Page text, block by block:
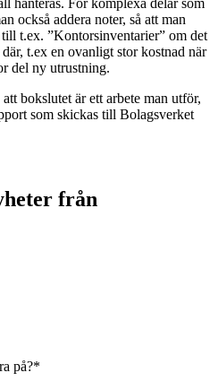
hanteras. För komplexa delar som
också addera noter, så att man
t.ex. ”Kontorsinventarier” om det
t.ex en ovanligt stor kostnad när
del ny utrustning.
bokslutet är ett arbete man utför,
som skickas till Bolagsverket
från
på?*